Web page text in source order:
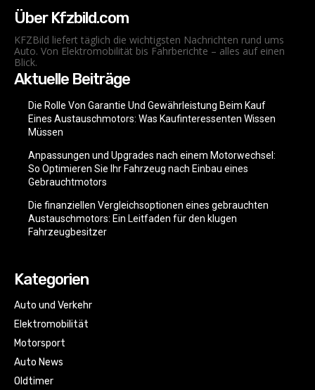
Über Kfzbild.com
KFZBild liefert täglich die wichtigsten Nachrichten rund ums
Auto. Von Elektromobilität bis Fahrberichte – alles auf einen
Blick.
Aktuelle Beiträge
Die Rolle Von Garantie Und Gewährleistung Beim Kauf
Eines Austauschmotors: Was Kaufinteressenten Wissen
Müssen
Anpassungen und Upgrades nach einem Motorwechsel:
So Optimieren Sie Ihr Fahrzeug nach Einbau eines
Gebrauchtmotors
Die finanziellen Vergleichsoptionen eines gebrauchten
Austauschmotors: Ein Leitfaden für den klugen
Fahrzeugbesitzer
Kategorien
Auto und Verkehr
Elektromobilität
Motorsport
Auto News
Oldtimer